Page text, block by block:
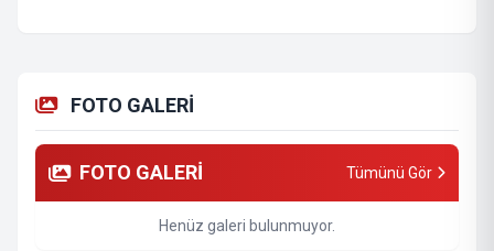
FOTO GALERİ
FOTO GALERİ Tümünü Gör
Henüz galeri bulunmuyor.